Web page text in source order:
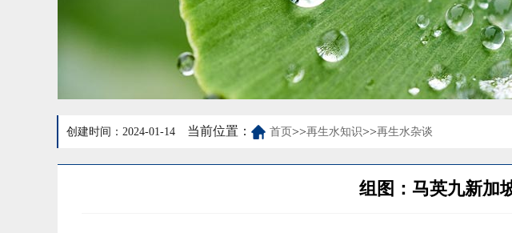
创建时间：2024-01-14 当前位置： 首页>>再生水知识>>再生水杂谈
组图：马英九新加